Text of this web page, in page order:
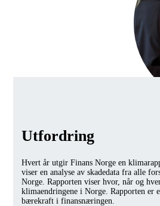
Utfordring
Hvert år utgir Finans Norge en
viser en analyse av skadedata fra alle
Norge. Rapporten viser hvor, når og
klimaendringene i Norge. Rapporten er
bærekraft i finansnæringen.